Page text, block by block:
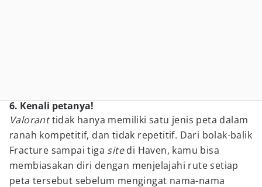
6. Kenali petanya!
Valoranttidak hanya memiliki satu jenis peta dalam
ranah kompetitif, dan tidak repetitif. Dari bolak-balik
Fracture sampai tiga sitedi Haven, kamu bisa
membiasakan diri dengan menjelajahi rute setiap
peta tersebut sebelum mengingat nama-nama